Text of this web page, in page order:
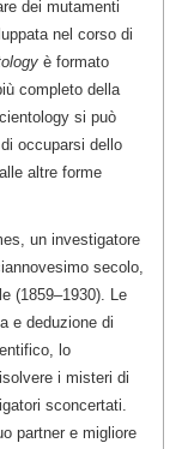
dei mutamenti
nel corso di
è formato
completo della
si può
occuparsi dello
altre forme
un investigatore
secolo,
(1859–1930). Le
e deduzione di
lo
i misteri di
sconcertati.
partner e migliore